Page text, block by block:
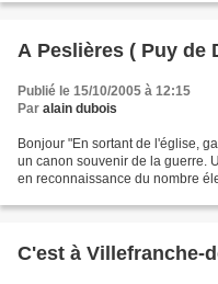
A Peslières ( Puy de
Publié le 15/10/2005 à 12:15
Par alain dubois
Bonjour "En sortant de l'église,
un canon souvenir de la guerre.
en reconnaissance du nombre
C'est à Villefranche-